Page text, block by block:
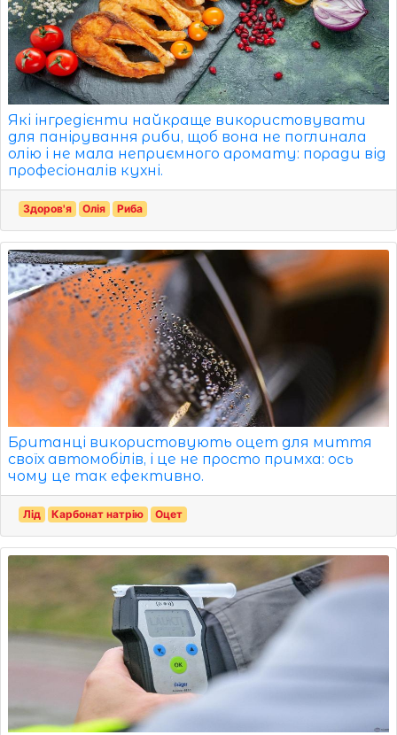
Які інгредієнти найкраще використовувати
для панірування риби, щоб вона не поглинала
олію і не мала неприємного аромату: поради від
професіоналів кухні.
Здоров'я Олія Риба
Британці використовують оцет для миття
своїх автомобілів, і це не просто примха: ось
чому це так ефективно.
Лід Карбонат натрію Оцет